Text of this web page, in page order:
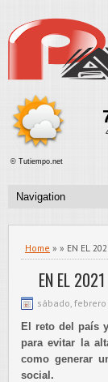
Home » » EN EL
EN EL
sábado, febrero
El reto del país
para evitar la
como generar
social.